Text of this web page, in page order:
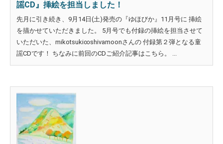
謡CD』挿絵を担当しました！
先月に引き続き、9月14日(土)発売の『ゆほびか』11月号に 挿絵
を描かせていただきました。 5月号でも付録の挿絵を担当させて
いただいた、mikotsuki∞shivamoonさんの 付録第２弾となる童
謡CDです！ ちなみに前回のCDご紹介記事はこちら。 ...